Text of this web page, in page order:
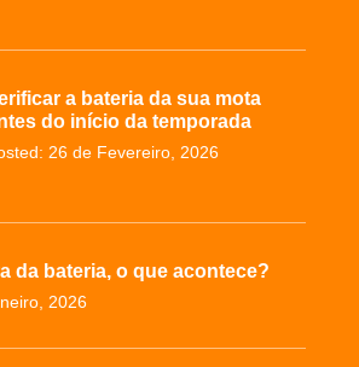
a bateria da sua mota
do início da temporada
26 de Fevereiro, 2026
da bateria, o que acontece?
2026